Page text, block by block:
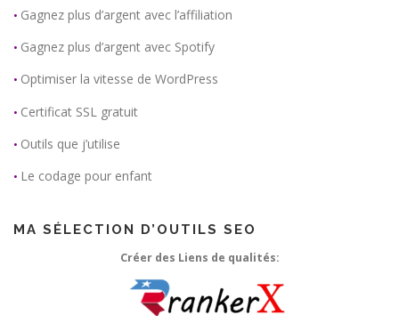
• Gagnez plus d’argent avec l’affiliation
• Gagnez plus d’argent avec Spotify
• Optimiser la vitesse de WordPress
• Certificat SSL gratuit
• Outils que j’utilise
• Le codage pour enfant
MA SÉLECTION D’OUTILS SEO
Créer des Liens de qualités: